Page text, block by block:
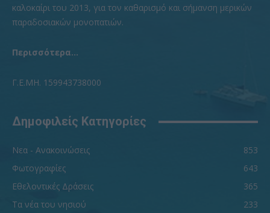
καλοκαίρι του 2013, για τον καθαρισμό και σήμανση μερικών
παραδοσιακών μονοπατιών.
Περισσότερα...
Γ.Ε.ΜΗ. 159943738000
Δημοφιλείς Κατηγορίες
Νεα - Ανακοινώσεις
853
Φωτογραφίες
643
Εθελοντικές Δράσεις
365
Τα νέα του νησιού
233